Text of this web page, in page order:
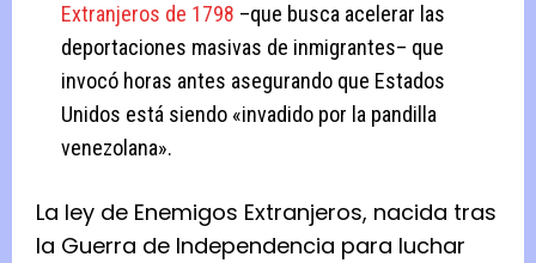
Extranjeros de 1798 –que busca acelerar las
deportaciones masivas de inmigrantes– que
invocó horas antes asegurando que Estados
Unidos está siendo «invadido por la pandilla
venezolana».
La ley de Enemigos Extranjeros, nacida tras
la Guerra de Independencia para luchar